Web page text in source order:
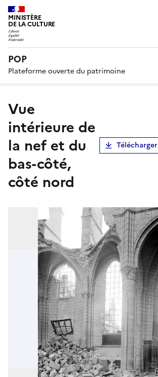
MINISTÈRE
DE LA CULTURE
POP
Plateforme ouverte du patrimoine
Vue
intérieure de
la nef et du
bas-côté,
côté nord
Télécharger